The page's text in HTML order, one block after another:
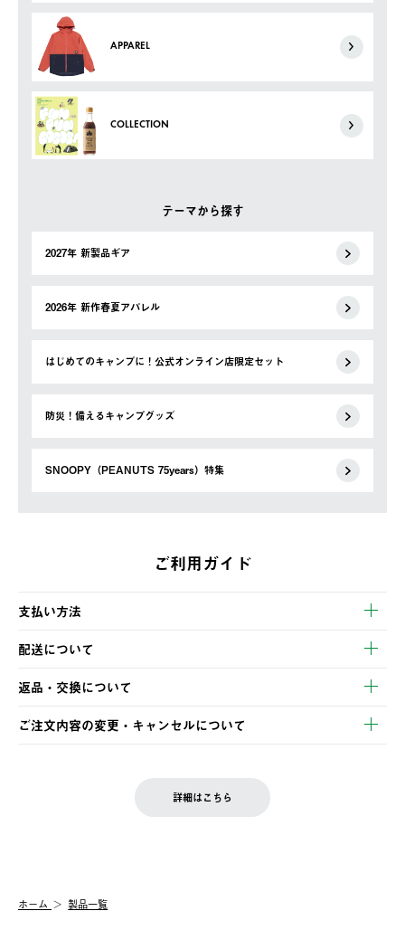
APPAREL
COLLECTION
テーマから探す
2027年 新製品ギア
2026年 新作春夏アパレル
はじめてのキャンプに！公式オンライン店限定セット
防災！備えるキャンプグッズ
SNOOPY（PEANUTS 75years）特集
ご利用ガイド
支払い方法
以下のいずれかの方法でお支払いいただけます。
・クレジットカード決済
・コンビニ決済
・Pay-easy決済
配送について
【発送スケジュール】
ご注文・ご入金完了より2営業日以内に商品を発送いたします。
土日祝の発送はございませんので、木曜日以降のご注文は週明け
の発送となる場合がございます。
【配送業者】
佐川急便にて配送されます。
返品・交換について
※お客様都合の場合
お客様都合の返品にかかる送料は、お客様ご負担とさせていただ
一度お手元の商品を返品いただき、ご希望商品を再注文してくだ
ご注文内容の変更・キャンセルについて
LOGOS FAMILY会員の方は、会員マイページ内 購入履歴画面に
詳細はこちら
ホーム 製品一覧